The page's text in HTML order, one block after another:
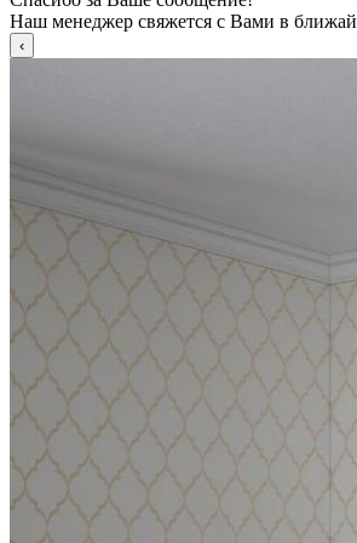
Наш менеджер свяжется с Вами в